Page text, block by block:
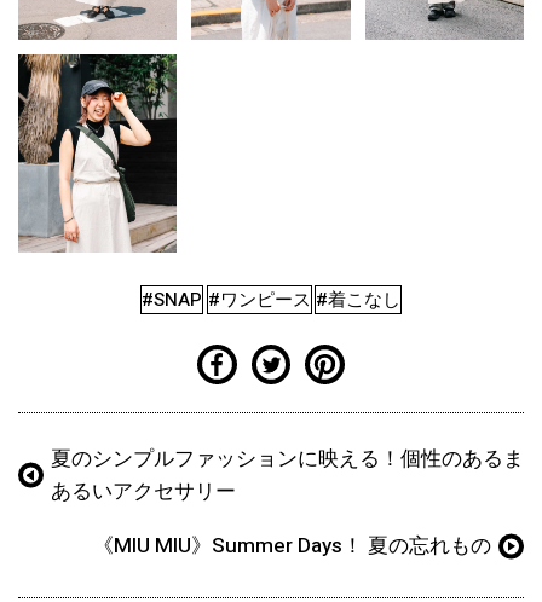
#SNAP #ワンピース #着こなし
夏のシンプルファッションに映える！個性のあるま
あるいアクセサリー
《MIU MIU》Summer Days！ 夏の忘れもの